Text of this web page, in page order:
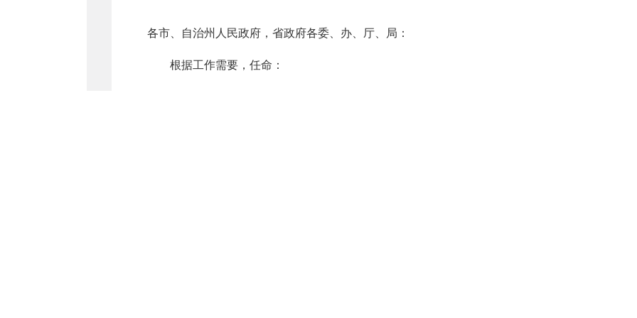
各市、自治州人民政府，省政府各委、办、厅、局：
根据工作需要，任命：